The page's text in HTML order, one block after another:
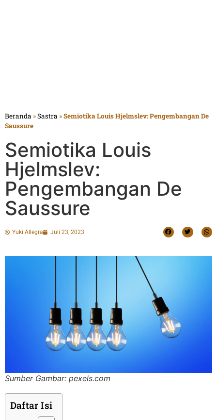
Beranda »Sastra »Semiotika Louis Hjelmslev: Pengembangan De
Saussure
Semiotika Louis
Hjelmslev:
Pengembangan De
Saussure
Yuki Allegra Juli 23, 2023
Sumber Gambar: pexels.com
Daftar Isi